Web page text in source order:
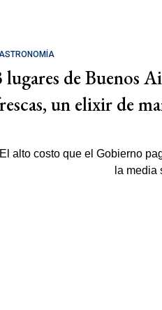
lugares de Buenos
un elixir de